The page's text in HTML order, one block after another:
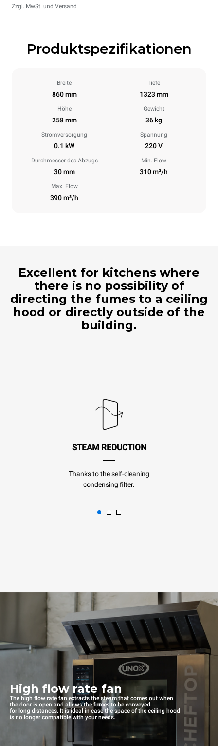
Zzgl. MwSt. und Versand
Produktspezifikationen
Breite
860 mm
Tiefe
1323 mm
Höhe
258 mm
Gewicht
36 kg
Stromversorgung
0.1 kW
Spannung
220 V
Durchmesser des Abzugs
30 mm
Min. Flow
310 m³/h
Max. Flow
390 m³/h
Excellent for kitchens where
there is no possibility of
directing the fumes to a ceiling
hood or directly outside of the
building.
STEAM REDUCTION
Thanks to the self-cleaning
condensing filter.
High flow rate fan
The high flow rate fan extracts the steam that comes out when
the door is open and allows the fumes to be conveyed
for long distances. It is ideal in case the space of the ceiling hood
is no longer compatible with your needs.